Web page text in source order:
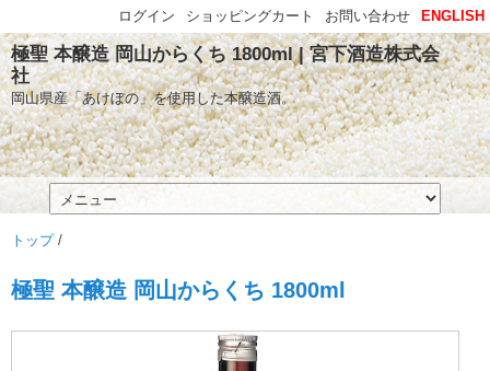
極聖 本醸造 岡山からくち 1800ml | 宮下酒造株式会
社
岡山県産「あけぼの」を使用した本醸造酒。
トップ/
極聖 本醸造 岡山からくち 1800ml
ENGLISH
お問い合わせ
ショッピングカート
ログイン